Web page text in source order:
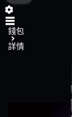
錢包
詳情